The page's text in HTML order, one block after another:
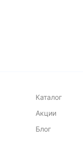
Каталог
Акции
Блог